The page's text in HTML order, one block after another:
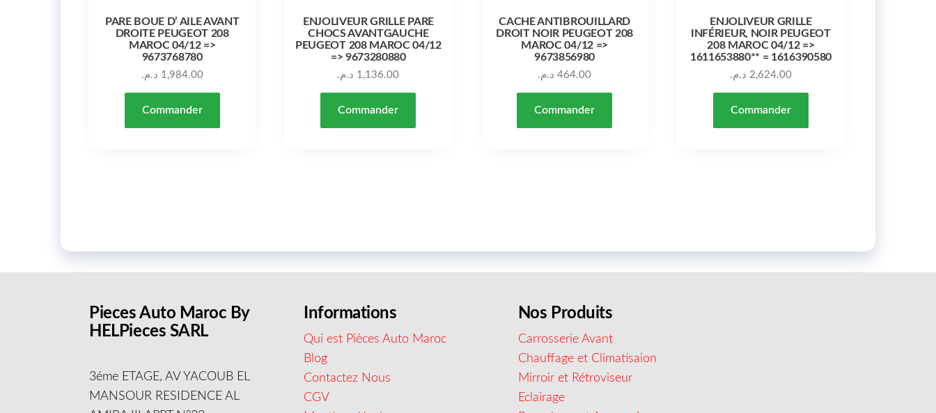
PARE BOUE D’ AILE AVANT
DROITE PEUGEOT 208
MAROC 04/12 =>
9673768780
1,984.00 د.م.
Commander
ENJOLIVEUR GRILLE PARE
CHOCS AVANTGAUCHE
PEUGEOT 208 MAROC 04/12
=> 9673280880
1,136.00 د.م.
Commander
CACHE ANTIBROUILLARD
DROIT NOIR PEUGEOT 208
MAROC 04/12 =>
9673856980
464.00 د.م.
Commander
ENJOLIVEUR GRILLE
INFÉRIEUR, NOIR PEUGEOT
208 MAROC 04/12 =>
1611653880** = 1616390580
2,624.00 د.م.
Commander
Pieces Auto Maroc By
HELPieces SARL
3éme ETAGE, AV YACOUB EL
MANSOUR RESIDENCE AL
Informations
Qui est Pièces Auto Maroc
Blog
Contactez Nous
CGV
Nos Produits
Carrosserie Avant
Chauffage et Climatisaion
Mirroir et Rétroviseur
Eclairage